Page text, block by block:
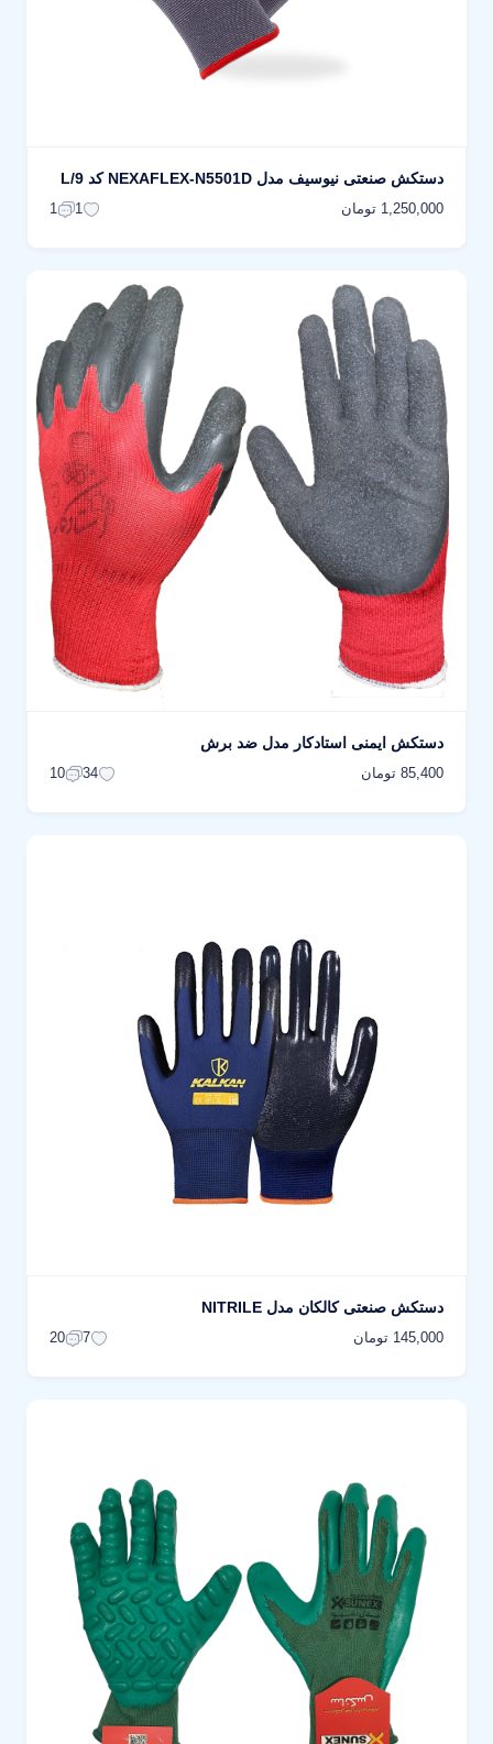
دستکش صنعتی نیوسیف مدل NEXAFLEX-N5501D کد L/9
1,250,000 تومان 1
1
دستکش ایمنی استادکار مدل ضد برش
85,400 تومان 34
10
دستکش صنعتی کالکان مدل NITRILE
145,000 تومان 7
20